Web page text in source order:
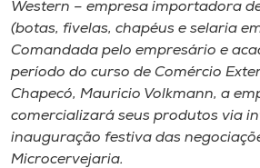
A+
A-
Western – empresa importadora
(botas, fivelas, chapéus e selaria
Comandada pelo empresário e
período do curso de Comércio
Chapecó, Mauricio Volkmann, a
comercializará seus produtos via
inauguração festiva das
Microcervejaria.